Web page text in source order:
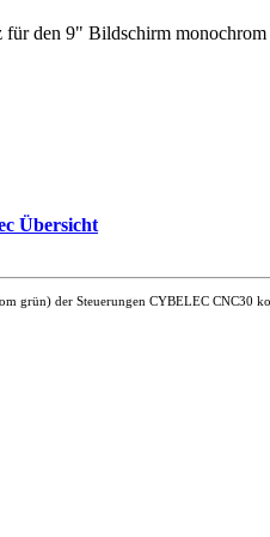
den 9" Bildschirm monochrom
Übersicht
grün) der Steuerungen CYBELEC